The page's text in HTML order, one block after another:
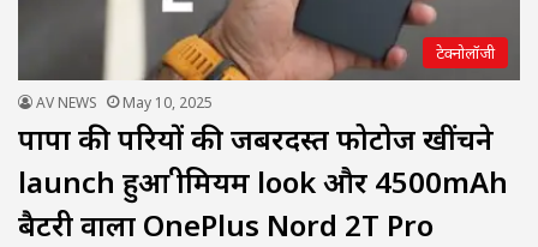
टेक्नोलॉजी
AV NEWS May 10, 2025
पापा की परियों की जबरदस्त फोटोज खींचने
launch हुआ प्रीमियम look और 4500mAh
बैटरी वाला OnePlus Nord 2T Pro